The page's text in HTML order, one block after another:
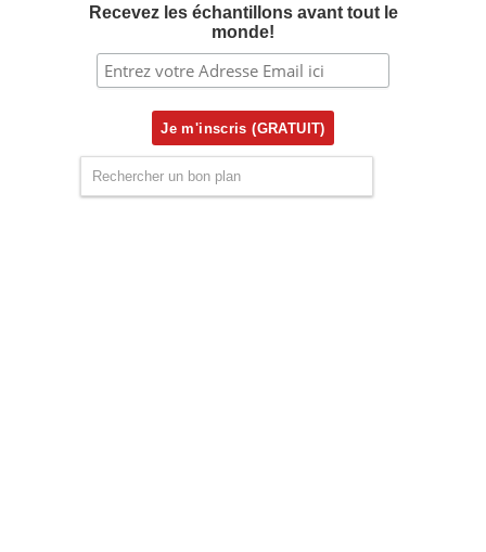
Recevez les échantillons avant tout le
monde!